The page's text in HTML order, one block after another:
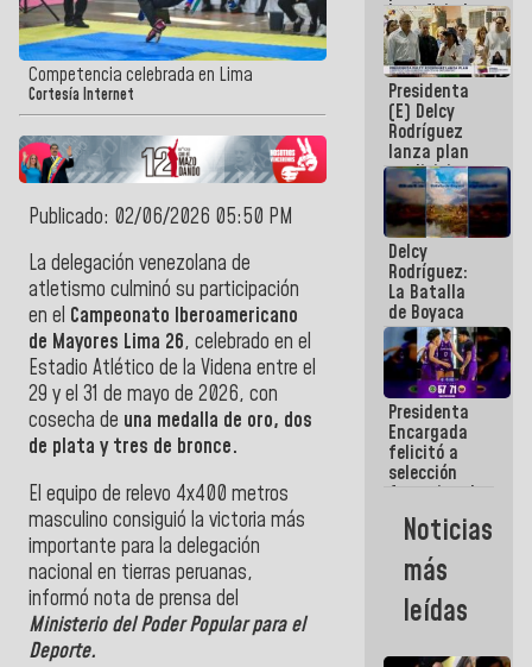
Competencia celebrada en Lima
Cortesía Internet
Publicado: 02/06/2026 05:50 PM
La delegación venezolana de
atletismo culminó su participación
en el Campeonato Iberoamericano
de Mayores Lima 26, celebrado en el
Estadio Atlético de la Videna entre el
29 y el 31 de mayo de 2026, con
cosecha de una medalla de oro, dos
de plata y tres de bronce.
El equipo de relevo 4x400 metros
masculino consiguió la victoria más
importante para la delegación
nacional en tierras peruanas,
informó nota de prensa del
Ministerio del Poder Popular para el
Deporte.
beneficiadas
con planes
para
atención de
emergencia
sísmica en
la última
semana
Presidenta
(E) Delcy
Rodríguez
lanza plan
crediticio
con subsidio
a Juntas de
Condominio
Delcy
Rodríguez:
La Batalla
de Boyaca
representa
un capítulo
decisivo en
la gesta
emancipadora
de nuestra
América
Presidenta
Encargada
felicitó a
selección
femenina de
baloncesto
por su
clasificación
a la
AmeriCup
2027
Noticias
más
leídas